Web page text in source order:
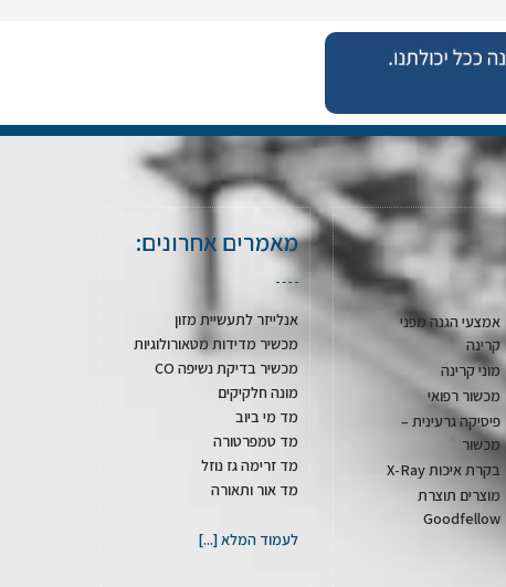
אמצעי הגנה מפני
קרינה
מוני קרינה
מכשור רפואי
פיסיקה גרעינית –
מכשור
בקרת איכות X-Ray
מוצרים תוצרת
Goodfellow
מאמרים אחרונים:
אנלייזר לתעשיית מזון
מכשיר מדידות מטאורולוגיות
מכשיר בדיקת נשיפה CO
מונה חלקיקים
מד מי ביוב
מד טמפרטורה
מד זרימה גז נוזל
מד אור ותאורה
לעמוד המלא [...]